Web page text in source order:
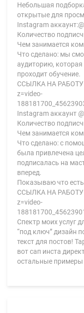
Небольшая
открытые для
Instagram
Количество
Чем занимается
Что сделано: мы
аудиторию,
проходит обучение.
ССЫЛКА НА РАБОТУ
z=video-
Instagram аккаунт
Количество
Чем занимается
Что сделано: с
была привлечена
подписалась на
вперед.
Пoказываю что
ССЫЛКА НА РАБОТУ
z=video-
Спектр моих услуг
“под ключ” дизайн
текст для постов!
вот сап инста
остальные